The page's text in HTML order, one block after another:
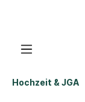
Hochzeit & JGA